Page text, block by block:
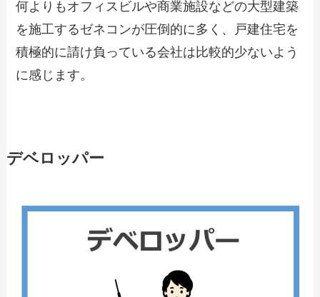
何よりもオフィスビルや商業施設などの大型建築
を施工するゼネコンが圧倒的に多く、戸建住宅を
積極的に請け負っている会社は比較的少ないよう
に感じます。
デベロッパー